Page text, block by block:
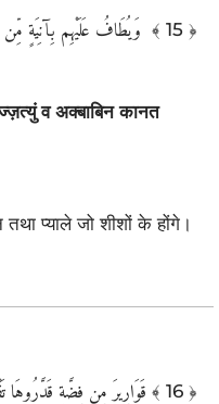
﴾ 15 ﴿
व अक्बाबिन कानत
प्याले जो शीशों के होंगे।
﴾ 16 ﴿